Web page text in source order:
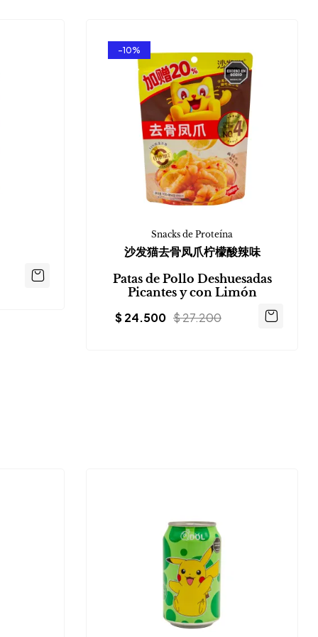
-10%
Snacks de Proteína
沙发猫去骨凤爪柠檬酸辣味
Patas de Pollo Deshuesadas
Picantes y con Limón
$27.200
$24.500